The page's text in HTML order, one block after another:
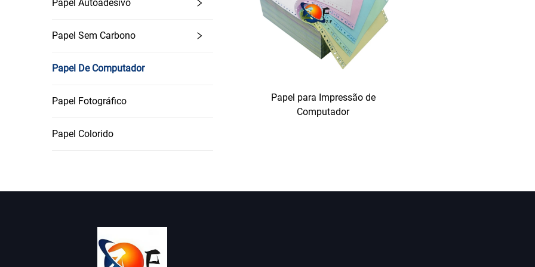
sem travar — ideal para imprimir formulários multipartes, faturas ou etiquetas de remessa em grande quantidade.​
Independentemente da impressora, o nosso papel para computador alimenta consistentemente, sem desalinhamentos
compatibilidade significa que pode ter em stock uma única categoria de papel para computador para vários dispositivos,
Espessura e Peso Consistentes para Alimentação Suave​
uniforme em cada folha. Oferecemos papel para computador em pesos padrão que se alinham às exigências das
70-80gsm (Peso Padrão): O cavalo de batalha do papel para computador, ideal para impressões do dia a dia como e-
100-120gsm (Papel de Alta Gramatura): Projetado para documentos importantes que precisam de maior durabilidade,
engasgos ou “pontos finos” que rasgam — nosso papel para computador mantém sua impressora funcionando sem
Para documentos com muito texto, como relatórios ou faturas, isso significa que não há bordas desfocadas nas fontes
— essencial para documentos voltados aos clientes, que refletem sua profissionalismo. Para impressões coloridas,
Papel Autoadesivo
Papel Sem Carbono
Papel De Computador
Papel Fotográfico
Papel Colorido
Papel para Impressão de
Computador